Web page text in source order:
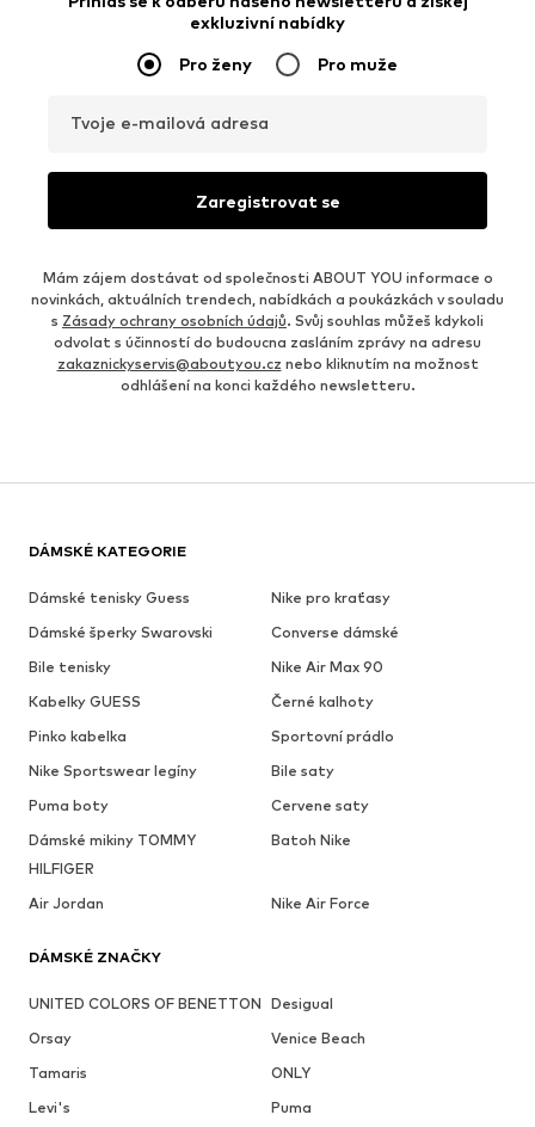
exkluzivní nabídky
Pro ženy Pro muže
Tvoje e-mailová adresa
Zaregistrovat se
Mám zájem dostávat od společnosti ABOUT YOU informace o
novinkách, aktuálních trendech, nabídkách a poukázkách v souladu
s Zásady ochrany osobních údajů. Svůj souhlas můžeš kdykoli
odvolat s účinností do budoucna zasláním zprávy na adresu
zakaznickyservis@aboutyou.cz nebo kliknutím na možnost
odhlášení na konci každého newsletteru.
DÁMSKÉ KATEGORIE
Dámské tenisky Guess
Nike pro kraťasy
Dámské šperky Swarovski
Converse dámské
Bile tenisky
Nike Air Max 90
Kabelky GUESS
Černé kalhoty
Pinko kabelka
Sportovní prádlo
Nike Sportswear legíny
Bile saty
Puma boty
Cervene saty
Dámské mikiny TOMMY
HILFIGER
Batoh Nike
Air Jordan Nike Air Force
DÁMSKÉ ZNAČKY
UNITED COLORS OF BENETTON Desigual
Orsay
Venice Beach
Tamaris
ONLY
Levi's
Puma